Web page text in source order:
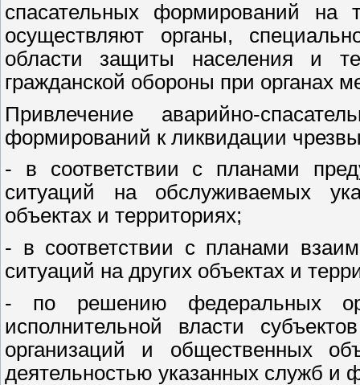
спасательных формирований на
осуществляют органы,
области защиты населения и
гражданской обороны при органах
Привлечение аварийно-
формирований к ликвидации
- в соответствии с планами
ситуаций на обслуживаемых
объектах и территориях;
- в соответствии с планами
ситуаций на других объектах и
- по решению федеральных
исполнительной власти
организаций и общественных
деятельностью указанных служб и